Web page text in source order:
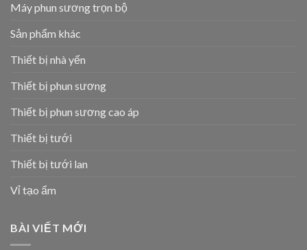
Máy phun sương trọn bộ
Sản phẩm khác
Thiết bị nhà yến
Thiết bị phun sương
Thiết bị phun sương cao áp
Thiết bị tưới
Thiết bị tưới lan
Vỉ tạo ẩm
BÀI VIẾT MỚI